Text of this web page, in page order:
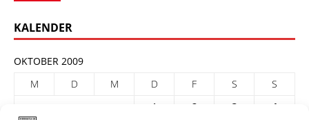
KALENDER
OKTOBER 2009
M
D M D F S
S
1
2 3 4